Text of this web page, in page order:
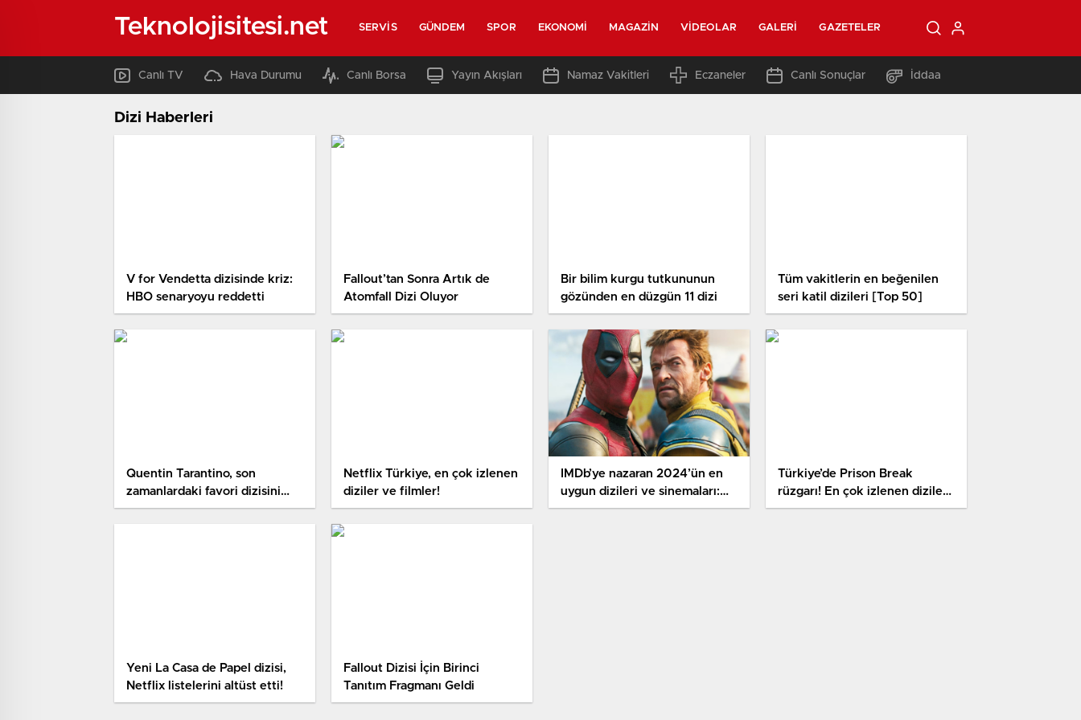
Teknolojisitesi.net SERVIS GÜNDEM SPOR EKONOMI MAGAZIN VIDEOLAR GALERI GAZETELER
Canlı TV Hava Durumu Canlı Borsa Yayın Akışları Namaz Vakitleri Eczaneler Canlı Sonuçlar İddaa
Dizi Haberleri
V for Vendetta dizisinde kriz:
HBO senaryoyu reddetti
Fallout’tan Sonra Artık de
Atomfall Dizi Oluyor
Bir bilim kurgu tutkununun
gözünden en düzgün 11 dizi
Tüm vakitlerin en beğenilen
seri katil dizileri [Top 50]
Quentin Tarantino, son
zamanlardaki favori dizisini
açıkladı!
Netflix Türkiye, en çok izlenen
diziler ve filmler!
IMDb’ye nazaran 2024’ün en
uygun dizileri ve sinemaları:
İşte liste!
Türkiye’de Prison Break
rüzgarı! En çok izlenen diziler
açıklandı
Yeni La Casa de Papel dizisi,
Netflix listelerini altüst etti!
Fallout Dizisi İçin Birinci
Tanıtım Fragmanı Geldi